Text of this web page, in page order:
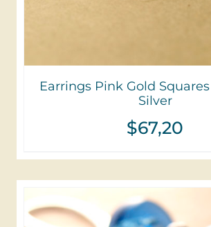
Earrings Pink Gold
Silver
$67,20